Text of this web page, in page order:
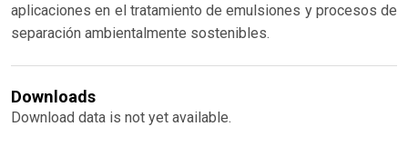
aplicaciones en el tratamiento de emulsiones y procesos de
separación ambientalmente sostenibles.
Downloads
Download data is not yet available.